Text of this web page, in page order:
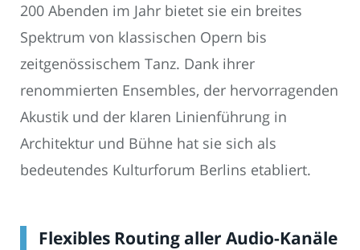
200 Abenden im Jahr bietet sie ein breites
Spektrum von klassischen Opern bis
zeitgenössischem Tanz. Dank ihrer
renommierten Ensembles, der hervorragenden
Akustik und der klaren Linienführung in
Architektur und Bühne hat sie sich als
bedeutendes Kulturforum Berlins etabliert.
Flexibles Routing aller Audio-Kanäle